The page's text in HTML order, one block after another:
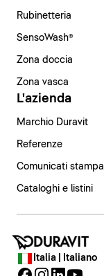
Rubinetteria
SensoWash®
Zona doccia
Zona vasca
L'azienda
Marchio Duravit
Referenze
Comunicati stampa
Cataloghi e listini
Italia | Italiano